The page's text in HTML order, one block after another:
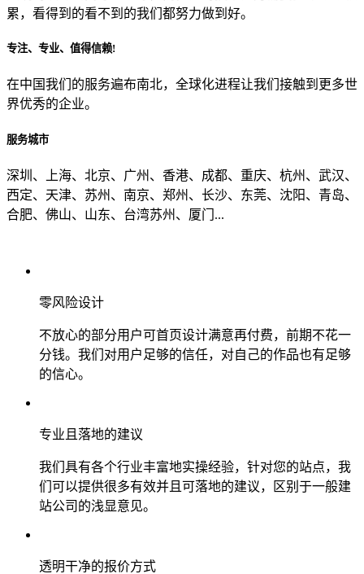
目前主要的营销渠道是？
累，看得到的看不到的我们都努力做到好。
专注、专业、值得信赖!
在中国我们的服务遍布南北，全球化进程让我们接触到更多世
界优秀的企业。
服务城市
深圳、上海、北京、广州、香港、成都、重庆、杭州、武汉、
西定、天津、苏州、南京、郑州、长沙、东莞、沈阳、青岛、
合肥、佛山、山东、台湾苏州、厦门...
零风险设计
不放心的部分用户可首页设计满意再付费，前期不花一
分钱。我们对用户足够的信任，对自己的作品也有足够
的信心。
专业且落地的建议
我们具有各个行业丰富地实操经验，针对您的站点，我
们可以提供很多有效并且可落地的建议，区别于一般建
站公司的浅显意见。
透明干净的报价方式